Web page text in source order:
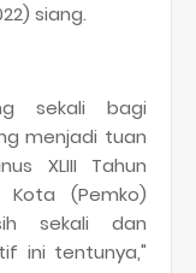
siang.
sekali bagi
menjadi tuan
XLIII Tahun
(Pemko)
sekali dan
ini tentunya,"